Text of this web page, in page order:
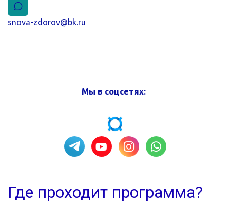
snova-zdorov@bk.ru
Мы в соцсетях:
Где проходит программа?